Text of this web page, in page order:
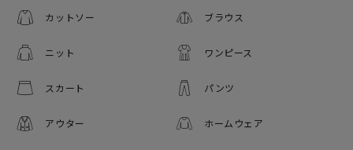
カットソー ブラウス
ニット ワンピース
スカート パンツ
アウター ホームウェア